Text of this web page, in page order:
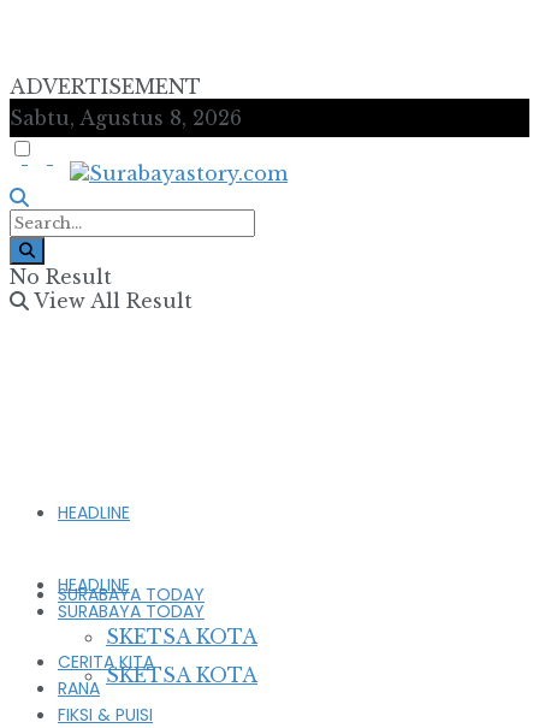
ADVERTISEMENT
Sabtu, Agustus 8, 2026
No Result
View All Result
HEADLINE
SURABAYA TODAY
SKETSA KOTA
HEADLINE
SURABAYA TODAY
SKETSA KOTA
CERITA KITA
RANA
FIKSI & PUISI